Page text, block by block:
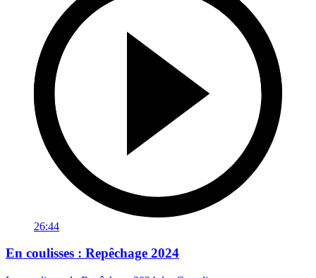
26:44
En coulisses : Repêchage 2024